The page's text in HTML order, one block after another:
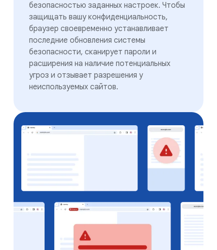
безопасностью заданных настроек. Чтобы
защищать вашу конфиденциальность,
браузер своевременно устанавливает
последние обновления системы
безопасности, сканирует пароли и
расширения на наличие потенциальных
угроз и отзывает разрешения у
неиспользуемых сайтов.